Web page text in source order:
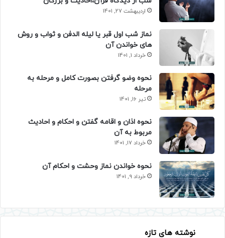
اردیبهشت 27, 1401
نماز شب اول قبر یا لیله الدفن و ثواب و روش
های خواندن آن
خرداد 1, 1401
نحوه وضو گرفتن بصورت کامل و مرحله به
مرحله
تیر 16, 1401
نحوه اذان و اقامه گفتن و احکام و احادیث
مربوط به آن
خرداد 17, 1401
نحوه خواندن نماز وحشت و احکام آن
خرداد 9, 1401
نوشته های تازه